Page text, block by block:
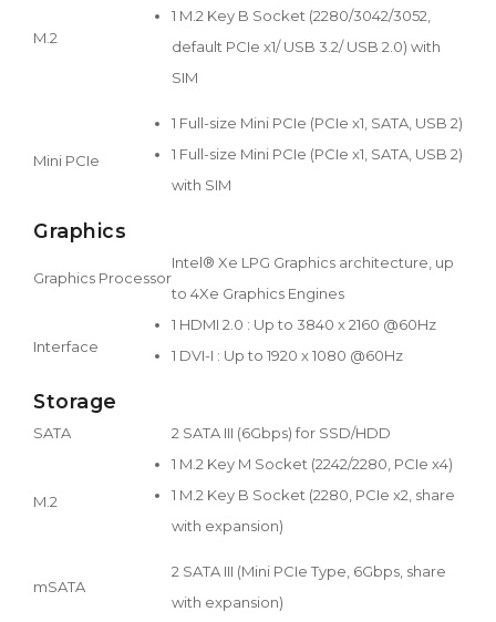
M.2
1 M.2 Key B Socket (2280/3042/3052,
default PCIe x1/ USB 3.2/ USB 2.0) with
SIM
Mini PCIe
1 Full-size Mini PCIe (PCIe x1, SATA, USB 2)
1 Full-size Mini PCIe (PCIe x1, SATA, USB 2)
with SIM
Graphics
Graphics Processor
Intel® Xe LPG Graphics architecture, up
to 4Xe Graphics Engines
Interface
1 HDMI 2.0 : Up to 3840 x 2160 @60Hz
1 DVI-I : Up to 1920 x 1080 @60Hz
Storage
SATA 2 SATA III (6Gbps) for SSD/HDD
M.2
1 M.2 Key M Socket (2242/2280, PCIe x4)
1 M.2 Key B Socket (2280, PCIe x2, share
with expansion)
mSATA
2 SATA III (Mini PCIe Type, 6Gbps, share
with expansion)